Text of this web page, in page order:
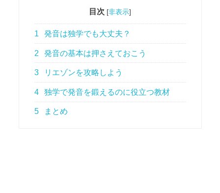
目次 [非表示]
1 発音は独学でも大丈夫？
2 発音の基本は押さえておこう
3 リエゾンを攻略しよう
4 独学で発音を鍛えるのに役立つ教材
5 まとめ